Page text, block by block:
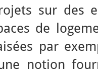
sur des
de
par
notion